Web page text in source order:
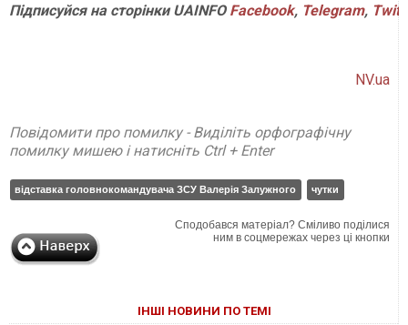
Підписуйся на сторінки UAINFO Facebook, Telegram,
NV.ua
Повідомити про помилку - Виділіть орфографічну
помилку мишею і натисніть Ctrl + Enter
відставка головнокомандувача ЗСУ Валерія Залужного чутки
Сподобався матеріал? Сміливо поділися
ним в соцмережах через ці кнопки
ІНШІ НОВИНИ ПО ТЕМІ